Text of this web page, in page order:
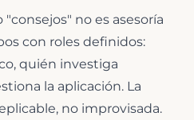
no es asesoría
con roles definidos:
quién investiga
la aplicación. La
no improvisada.